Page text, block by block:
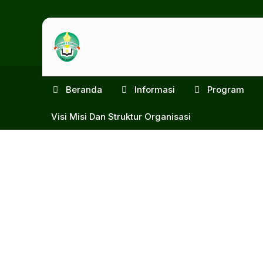
Beranda Informasi Program
Visi Misi Dan Struktur Organisasi